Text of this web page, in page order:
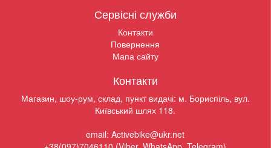
Сервісні служби
Контакти
Повернення
Мапа сайту
Контакти
Магазин, шоу-рум, склад, пункт видачі: м. Бориспіль, вул.
Київський шлях 118.
email: Activebike@ukr.net